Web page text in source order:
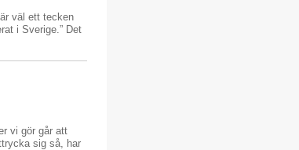
väl ett tecken
i Sverige.” Det
vi gör går att
sig så, har